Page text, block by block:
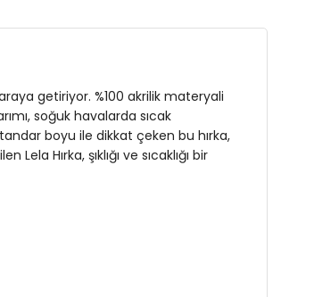
getiriyor. %100 akrilik materyali
soğuk havalarda sıcak
boyu ile dikkat çeken bu hırka,
Hırka, şıklığı ve sıcaklığı bir